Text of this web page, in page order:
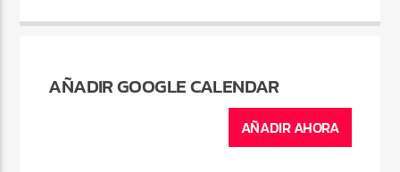
AÑADIR GOOGLE CALENDAR
AÑADIR AHORA